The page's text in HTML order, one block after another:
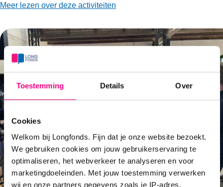
Toestemming Details Over
Cookies
Welkom bij Longfonds. Fijn dat je onze website bezoekt.
We gebruiken cookies om jouw gebruikerservaring te
optimaliseren, het webverkeer te analyseren en voor
marketingdoeleinden. Met jouw toestemming verwerken
wij en onze partners gegevens zoals je IP-adres,
Meer lezen over deze activiteiten